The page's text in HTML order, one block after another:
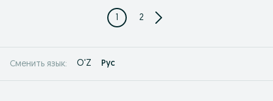
1 2
Сменить язык: O'Z Рус